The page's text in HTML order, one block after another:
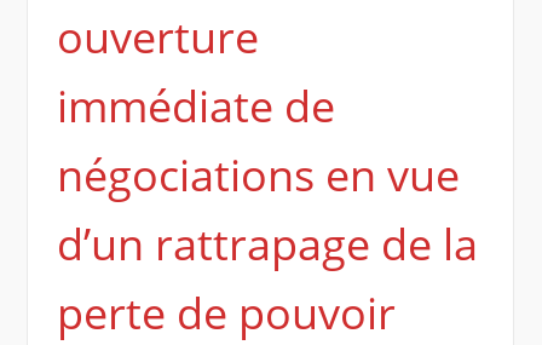
ouverture
immédiate de
négociations en vue
d’un rattrapage de la
perte de pouvoir